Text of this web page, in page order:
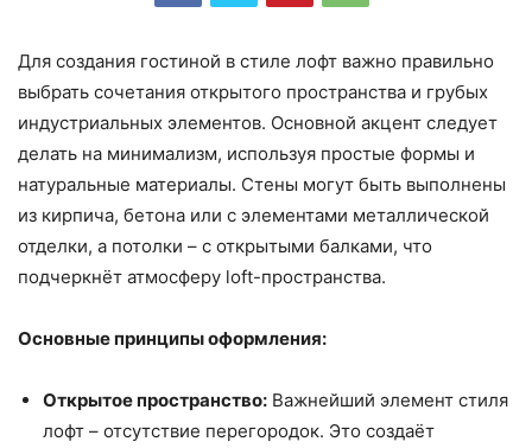
Для создания гостиной в стиле лофт важно правильно
выбрать сочетания открытого пространства и грубых
индустриальных элементов. Основной акцент следует
делать на минимализм, используя простые формы и
натуральные материалы. Стены могут быть выполнены
из кирпича, бетона или с элементами металлической
отделки, а потолки – с открытыми балками, что
подчеркнёт атмосферу loft-пространства.
Основные принципы оформления:
Открытое пространство: Важнейший элемент стиля
лофт – отсутствие перегородок. Это создаёт